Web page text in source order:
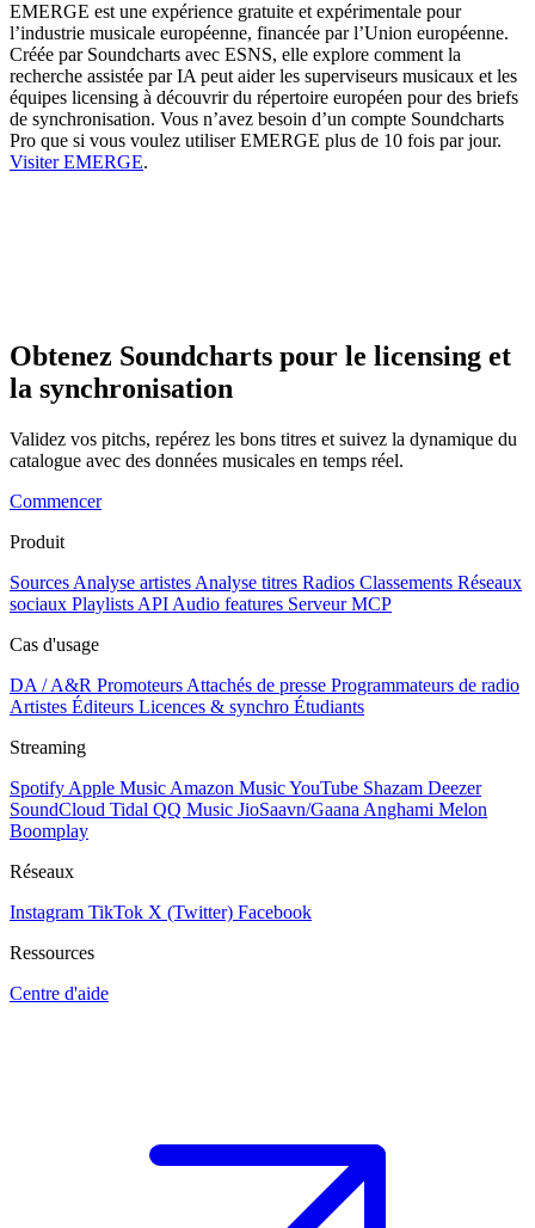
EMERGE est une expérience gratuite et expérimentale pour
l’industrie musicale européenne, financée par l’Union européenne.
Créée par Soundcharts avec ESNS, elle explore comment la
recherche assistée par IA peut aider les superviseurs musicaux et les
équipes licensing à découvrir du répertoire européen pour des briefs
de synchronisation. Vous n’avez besoin d’un compte Soundcharts
Pro que si vous voulez utiliser EMERGE plus de 10 fois par jour.
Visiter EMERGE.
Obtenez Soundcharts pour le licensing et
la synchronisation
Validez vos pitchs, repérez les bons titres et suivez la dynamique du
catalogue avec des données musicales en temps réel.
Commencer
Produit
Sources Analyse artistes Analyse titres Radios Classements Réseaux
sociaux Playlists API Audio features Serveur MCP
Cas d'usage
DA / A&R Promoteurs Attachés de presse Programmateurs de radio
Artistes Éditeurs Licences & synchro Étudiants
Streaming
Spotify Apple Music Amazon MusicYouTube Shazam Deezer
SoundCloud Tidal QQ Music JioSaavn/Gaana Anghami Melon
Boomplay
Réseaux
Instagram TikTok X (Twitter) Facebook
Ressources
Centre d'aide